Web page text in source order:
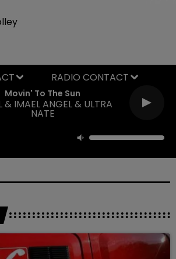
Movin' To The Sun
& IMAEL ANGEL & ULTRA
NATE
RADIO CONTACT